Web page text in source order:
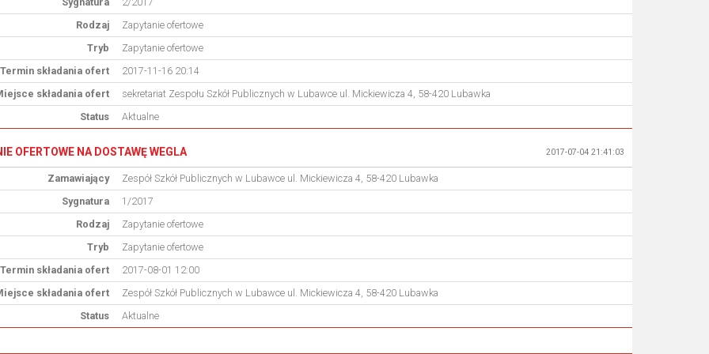
Rodzaj
Zapytanie ofertowe
Tryb
Zapytanie ofertowe
Termin składania ofert
2017-11-16 20:14
składania ofert
sekretariat Zespołu Szkół Publicznych w Lubawce ul. Mickiewicza 4, 58-420 Lubawka
Status
Aktualne
OFERTOWE NA DOSTAWĘ WEGLA 2017-07-04 21:41:03
Zamawiający
Zespół Szkół Publicznych w Lubawce ul. Mickiewicza 4, 58-420 Lubawka
Sygnatura
1/2017
Rodzaj
Zapytanie ofertowe
Tryb
Zapytanie ofertowe
Termin składania ofert
2017-08-01 12:00
składania ofert
Zespół Szkół Publicznych w Lubawce ul. Mickiewicza 4, 58-420 Lubawka
Status
Aktualne